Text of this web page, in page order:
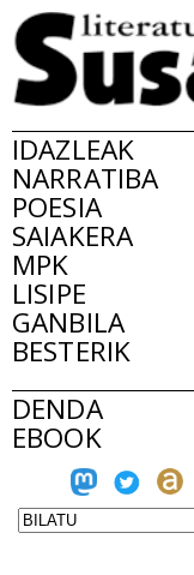
IDAZLEAK
NARRATIBA
POESIA
SAIAKERA
MPK
LISIPE
GANBILA
BESTERIK
DENDA
EBOOK